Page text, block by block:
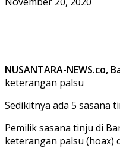
NUSANTARA-NEWS.co,
keterangan palsu
Sedikitnya ada 5 sasana
Pemilik sasana tinju di
keterangan palsu (hoax)